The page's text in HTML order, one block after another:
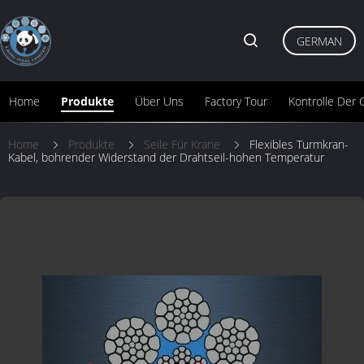
Home Produkte Über Uns Factory Tour Kontrolle Der
GERMAN
Home Produkte Seile Für Krane
Flexibles Turmkran-
Kabel, bohrender Widerstand der Drahtseil-hohen Temperatur